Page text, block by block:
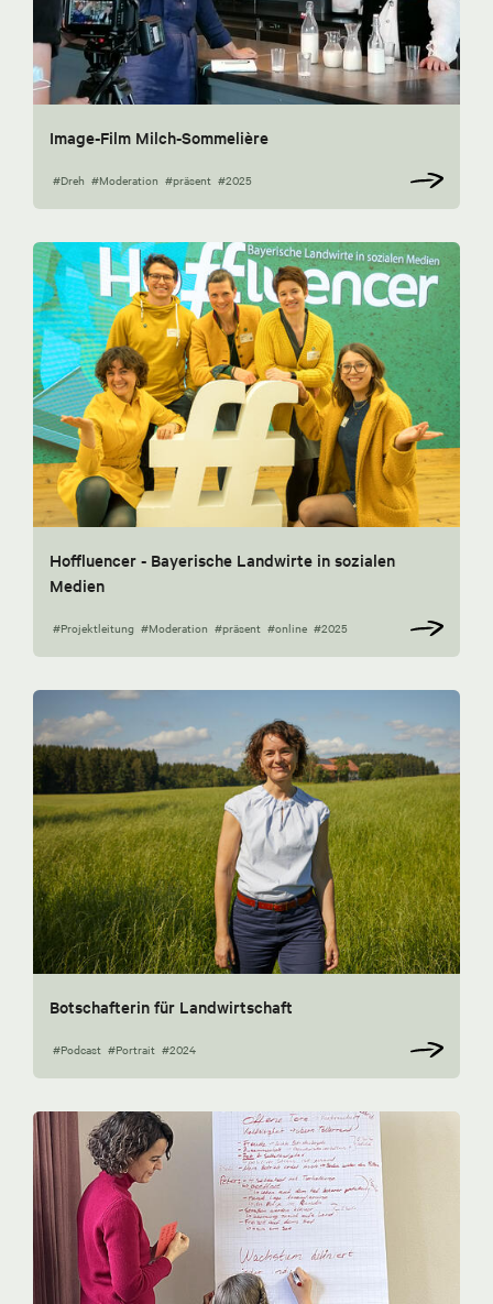
Image-Film Milch-Sommelière
#Dreh #Moderation #präsent #2025
Hoffluencer - Bayerische Landwirte in sozialen
Medien
#Projektleitung #Moderation #präsent #online #2025
Botschafterin für Landwirtschaft
#Podcast #Portrait #2024